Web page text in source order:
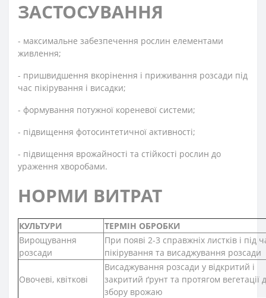
ЗАСТОСУВАННЯ
- максимальне забезпечення рослин елементами
живлення;
- пришвидшення вкорінення і приживання розсади під
час пікірування і висадки;
- формування потужної кореневої системи;
- підвищення фотосинтетичної активності;
- підвищення врожайності та стійкості рослин до
ураження хворобами.
НОРМИ ВИТРАТ
КУЛЬТУРИ
ТЕРМІН ОБРОБКИ
Вирощування
розсади
При появі 2-3 справжніх листків і під
пікірування та висаджування розсади
Овочеві, квіткові
Висаджування розсади у відкритий і
закритий ґрунт та протягом вегетації
збору врожаю